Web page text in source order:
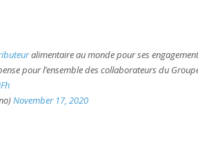
alimentaire au monde pour ses
pour l’ensemble des collaborateurs du
November 17, 2020